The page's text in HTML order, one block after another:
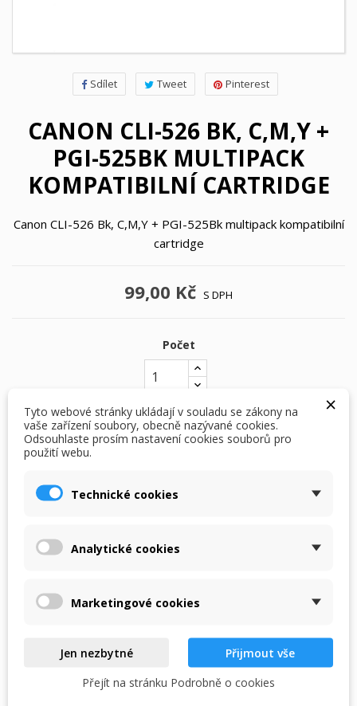
Sdílet Tweet Pinterest
CANON CLI-526 BK, C,M,Y +
PGI-525BK MULTIPACK
KOMPATIBILNÍ CARTRIDGE
Canon CLI-526 Bk, C,M,Y + PGI-525Bk multipack kompatibilní
cartridge
99,00 Kč S DPH
Počet
PŘIDAT DO KOŠÍKU
POPIS DETAILY PRODUKTU
Popis produktu
5 ks kompatibilní inkoustová cartridge Canon PGI-
525Bk + CLI-526 Bk+C+M+Y. Objem 4x9ml + 1x19ml.
Obsahuje: černou, foto černou, azurovou, purpurovou
×
Tyto webové stránky ukládají v souladu se zákony na
vaše zařízení soubory, obecně nazývané cookies.
Odsouhlaste prosím nastavení cookies souborů pro
použití webu.
Technické cookies
Analytické cookies
Marketingové cookies
Jen nezbytné
Přijmout vše
Přejít na stránku Podrobně o cookies